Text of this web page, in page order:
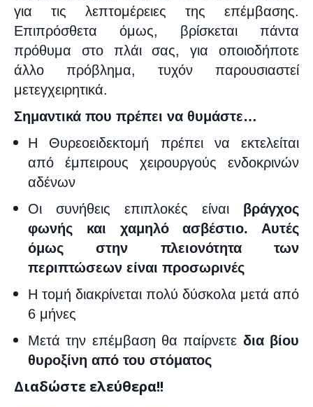
για τις λεπτομέρειες της επέμβασης.
Επιπρόσθετα όμως, βρίσκεται πάντα
πρόθυμα στο πλάι σας, για οποιοδήποτε
άλλο πρόβλημα, τυχόν παρουσιαστεί
μετεγχειρητικά.
Σημαντικά που πρέπει να θυμάστε…
Η Θυρεοειδεκτομή πρέπει να εκτελείται
από έμπειρους χειρουργούς ενδοκρινών
αδένων
Οι συνήθεις επιπλοκές είναι βράγχος
φωνής και χαμηλό ασβέστιο. Αυτές
όμως στην πλειονότητα των
περιπτώσεων είναι προσωρινές
Η τομή διακρίνεται πολύ δύσκολα μετά από
6 μήνες
Μετά την επέμβαση θα παίρνετε δια βίου
θυροξίνη από του στόματος
Διαδώστε ελεύθερα!!